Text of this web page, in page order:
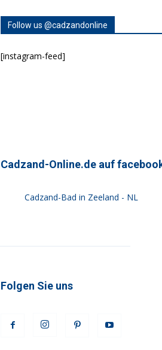
Follow us @cadzandonline
[instagram-feed]
Cadzand-Online.de auf
Cadzand-Bad in Zeeland - NL
Folgen Sie uns